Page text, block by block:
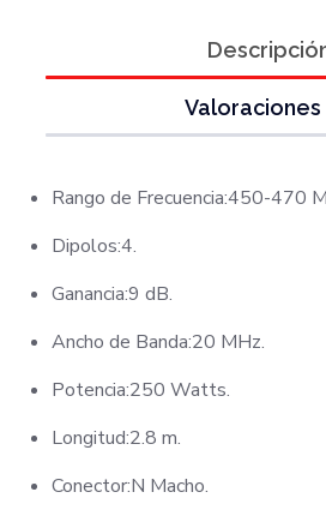
Valoraciones
Rango de Frecuencia:450-470
Dipolos:4.
Ganancia:9 dB.
Ancho de Banda:20 MHz.
Potencia:250 Watts.
Longitud:2.8 m.
Conector:N Macho.